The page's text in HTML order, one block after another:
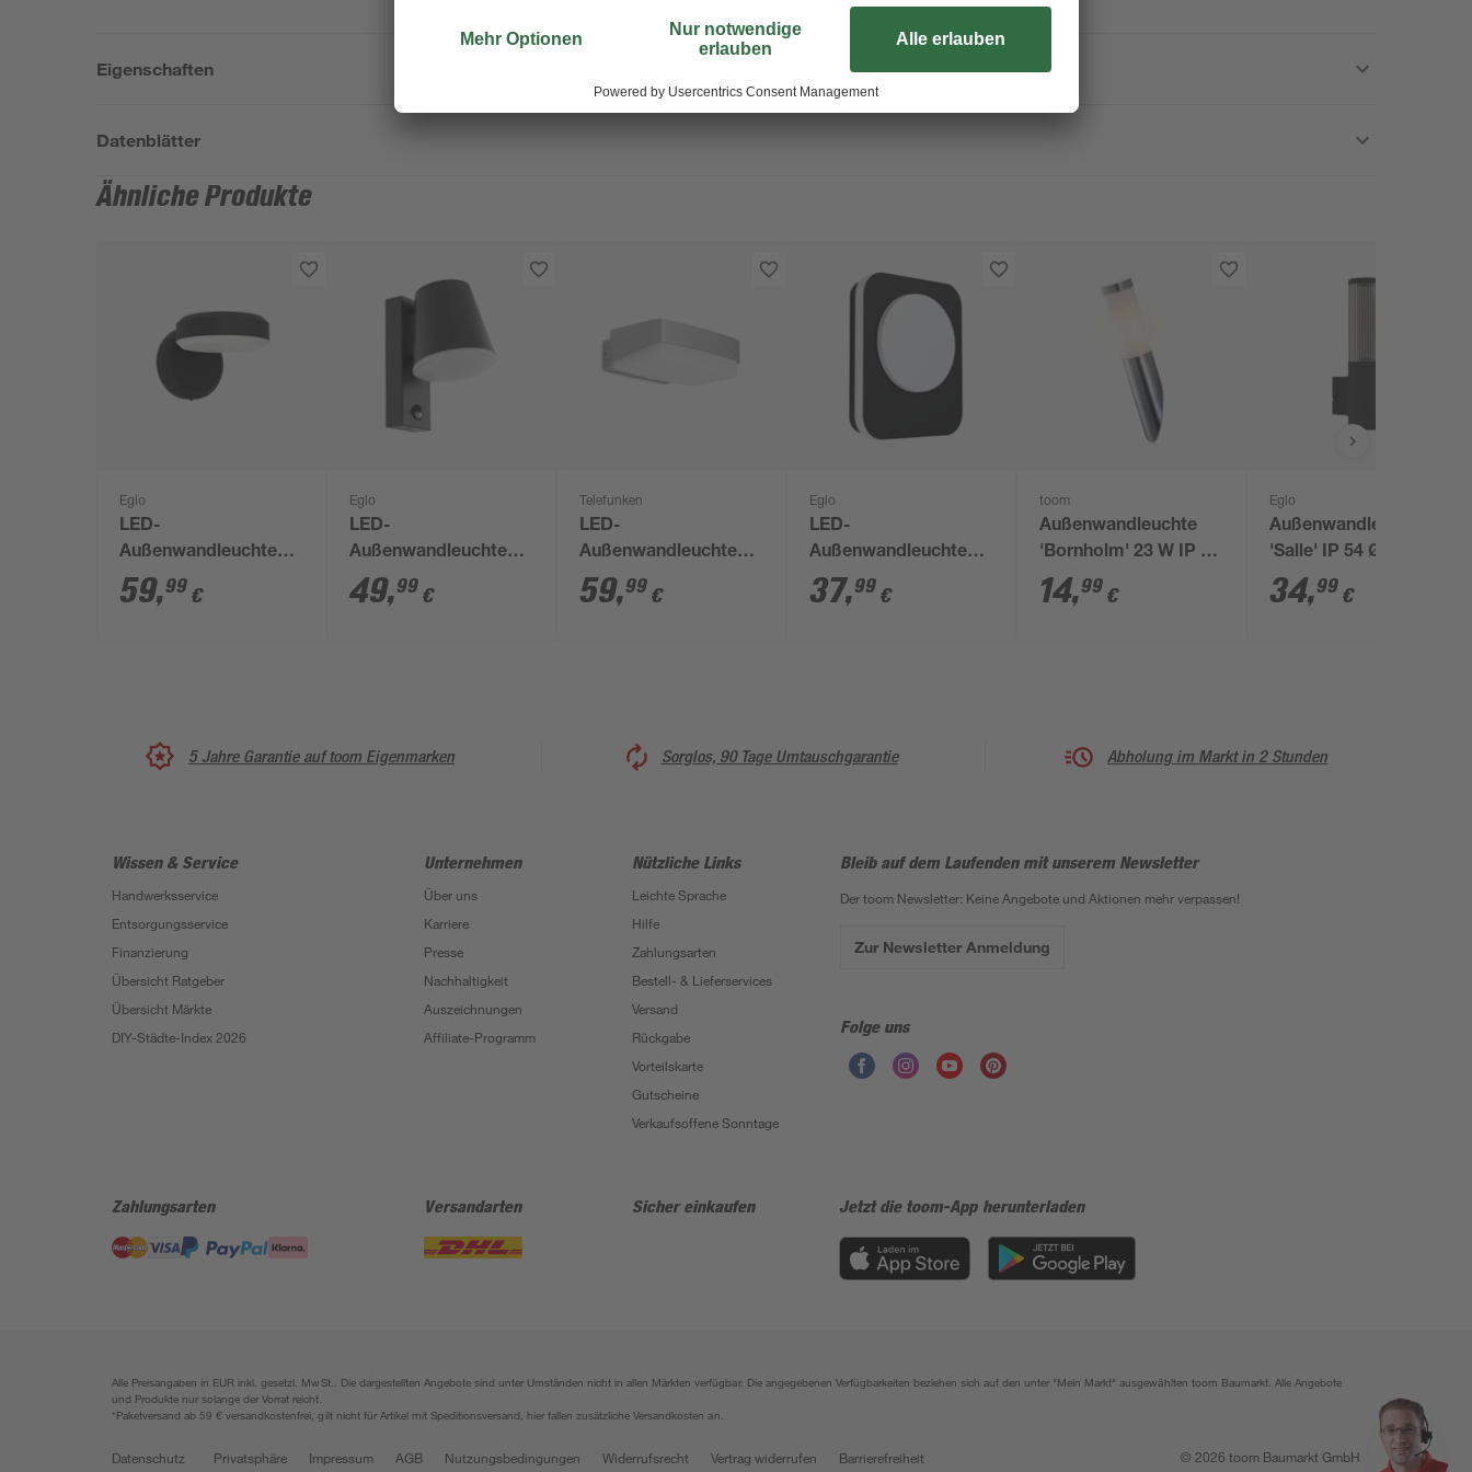
Eigenschaften
Datenblätter
Ähnliche Produkte
Eglo
LED-
Außenwandleuchte
'Fornaci' 3,6 W 960 lm
warmweiß IP 54 16 x
59,99 €
Eglo
LED-
Außenwandleuchte
'Melzo' warmweiß IP
44 13,5 x 13 cm
49,99 €
Telefunken
LED-
Außenwandleuchte
'Mainz' 14 W 1500 lm
neutralweiß 18,2 x 5,5
59,99 €
Eglo
LED-
Außenwandleuchte
'Madriz' 3,6 W 740 lm
warmweiß IP 44 5 x
37,99 €
toom
Außenwandleuchte
'Bornholm' 23 W IP 44
Ø 7,6 x 40 cm
14,99 €
Eglo
Außenwandleuchte
'Salle' IP 54 Ø 7,5 x 31
cm
34,99 €
5 Jahre Garantie auf toom Eigenmarken Sorglos, 90 Tage Umtauschgarantie Abholung im Markt in 2 Stunden
Wissen & Service
Handwerksservice
Entsorgungsservice
Finanzierung
Übersicht Ratgeber
Übersicht Märkte
DIY-Städte-Index 2026
Unternehmen
Über uns
Karriere
Presse
Nachhaltigkeit
Auszeichnungen
Affiliate-Programm
Nützliche Links
Leichte Sprache
Hilfe
Zahlungsarten
Bestell- & Lieferservices
Versand
Rückgabe
Vorteilskarte
Gutscheine
Verkaufsoffene Sonntage
Bleib auf dem Laufenden mit unserem Newsletter
Der toom Newsletter: Keine Angebote und Aktionen mehr verpassen!
Zur Newsletter Anmeldung
Folge uns
Zahlungsarten Versandarten Sicher einkaufen Jetzt die toom-App herunterladen
Alle Preisangaben in EUR inkl. gesetzl. MwSt.. Die dargestellten Angebote sind unter Umständen nicht in allen Märkten verfügbar. Die angegebenen Verfügbarkeiten beziehen sich auf den unter "Mein Markt" ausgewählten toom Baumarkt. Alle Angebote
und Produkte nur solange der Vorrat reicht.
*Paketversand ab 59 € versandkostenfrei, gilt nicht für Artikel mit Speditionsversand, hier fallen zusätzliche Versandkosten an.
Datenschutz Privatsphäre Impressum AGB Nutzungsbedingungen Widerrufsrecht Vertrag widerrufen Barrierefreiheit © 2026 toom Baumarkt GmbH